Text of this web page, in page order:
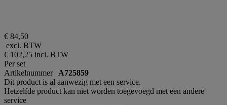
€ 84,50
excl. BTW
€ 102,25 incl. BTW
Per set
Artikelnummer A725859
Dit product is al aanwezig met een service.
Hetzelfde product kan niet worden toegevoegd met een andere
service